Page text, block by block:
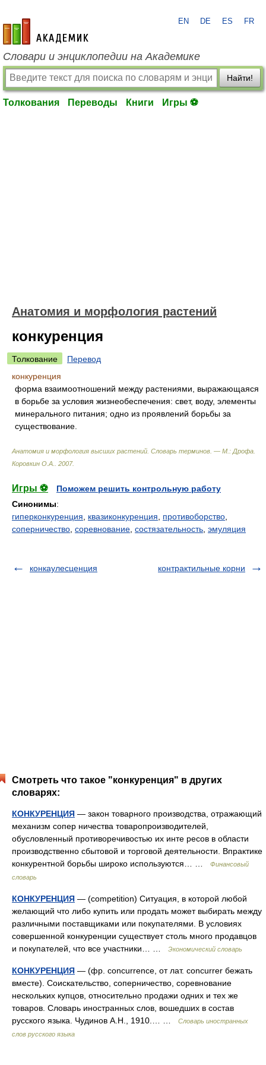
academic.ru
EN DE ES FR
Словари и энциклопедии на Академике
Найти!
Толкования Переводы Книги Игры ⚽
Анатомия и морфология растений
конкуренция
Толкование
Перевод
конкуренция
форма взаимоотношений между растениями, выражающаяся
в борьбе за условия жизнеобеспечения: свет, воду, элементы
минерального питания; одно из проявлений борьбы за
существование.
Анатомия и морфология высших растений. Словарь терминов. — М.: Дрофа
Коровкин О.А.
2007.
Игры ⚽
Поможем решить контрольную работу
Синонимы:
гиперконкуренция
квазиконкуренция противоборство
соперничество соревнование состязательность эмуляция
конкаулесценция контрактильные корни
Смотреть что такое "конкуренция" в других
словарях:
КОНКУРЕНЦИЯ — закон товарного производства, отражающий
механизм сопер ничества товаропроизводителей,
обусловленный противоречивостью их инте ресов в области
производственно сбытовой и торговой деятельности. Впрактике
конкурентной борьбы широко используются… …
Финансовый
словарь
КОНКУРЕНЦИЯ — (competition) Ситуация, в которой любой
желающий что либо купить или продать может выбирать между
различными поставщиками или покупателями. В условиях
совершенной конкуренции существует столь много продавцов
и покупателей, что все участники… …
Экономический словарь
КОНКУРЕНЦИЯ — (фр. concurrence, от лат. concurrer бежать
вместе). Соискательство, соперничество, соревнование
нескольких купцов, относительно продажи одних и тех же
товаров. Словарь иностранных слов, вошедших в состав
русского языка. Чудинов А.Н., 1910.… …
Словарь иностранных
слов русского языка